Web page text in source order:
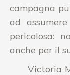
campagna
ad
pericolosa:
anche per il
Victoria